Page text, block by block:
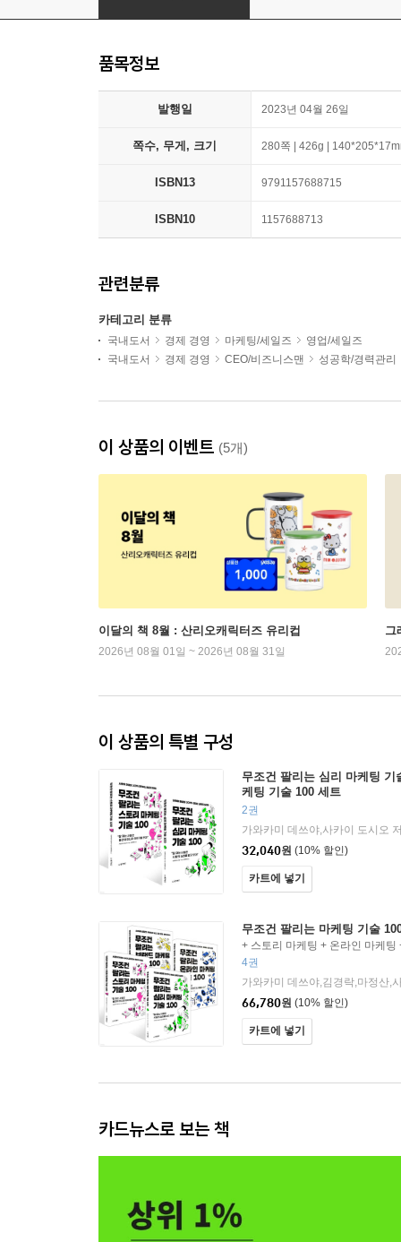
품목정보
발행일 2023년 04월 26일
쪽수, 무게, 크기 280쪽 | 426g |
ISBN13 9791157688715
ISBN10 1157688713
관련분류
카테고리 분류
국내도서 경제 경영 마케팅/세일즈
영업/세일즈
국내도서
경제 경영 CEO/비즈니스맨 성공학/경력관리
이 상품의 이벤트 (5개)
이달의 책 8월 : 산리오캐릭터즈 유리컵
2026년 08월 01일 ~ 2026년 08월 31일
그
이 상품의 특별 구성
무조건 팔리는 심리 마케팅 기
케팅 기술 100 세트
2권
가와카미 데쓰야,사카이 도시오
32,040원 (10% 할인)
카트에 넣기
무조건 팔리는 마케팅 기술
+ 스토리 마케팅 + 온라인 마케팅
4권
66,780원 (10% 할인)
카트에 넣기
카드뉴스로 보는 책